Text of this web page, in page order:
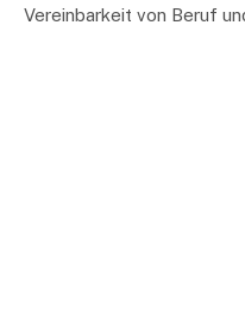
Vereinbarkeit von Beruf